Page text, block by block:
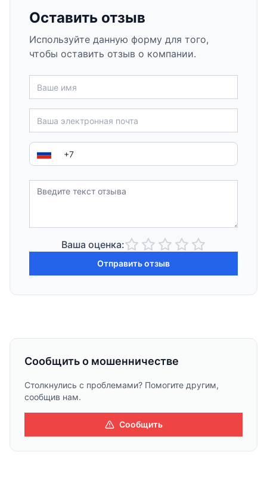
Оставить отзыв
Используйте данную форму для того,
чтобы оставить отзыв о компании.
Ваша оценка:
Отправить отзыв
Сообщить о мошенничестве
Столкнулись с проблемами? Помогите другим,
сообщив нам.
Сообщить